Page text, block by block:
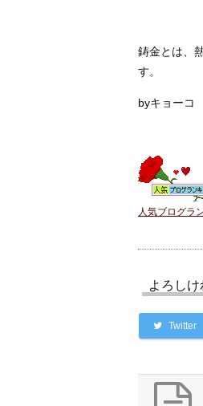
鋳金とは、
す。
byキョーコ
人気ブログラ
よろし
Twitter